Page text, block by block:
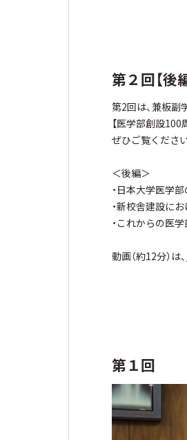
第２回【後
第2回は、兼板副
【医学部創設100
ぜひご覧くださ
＜後編＞
・日本大学医学
・新校舎建設に
・これからの医
動画（約12分）は、
第１回